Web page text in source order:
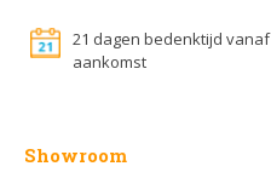
21 dagen bedenktijd vanaf
aankomst
Showroom